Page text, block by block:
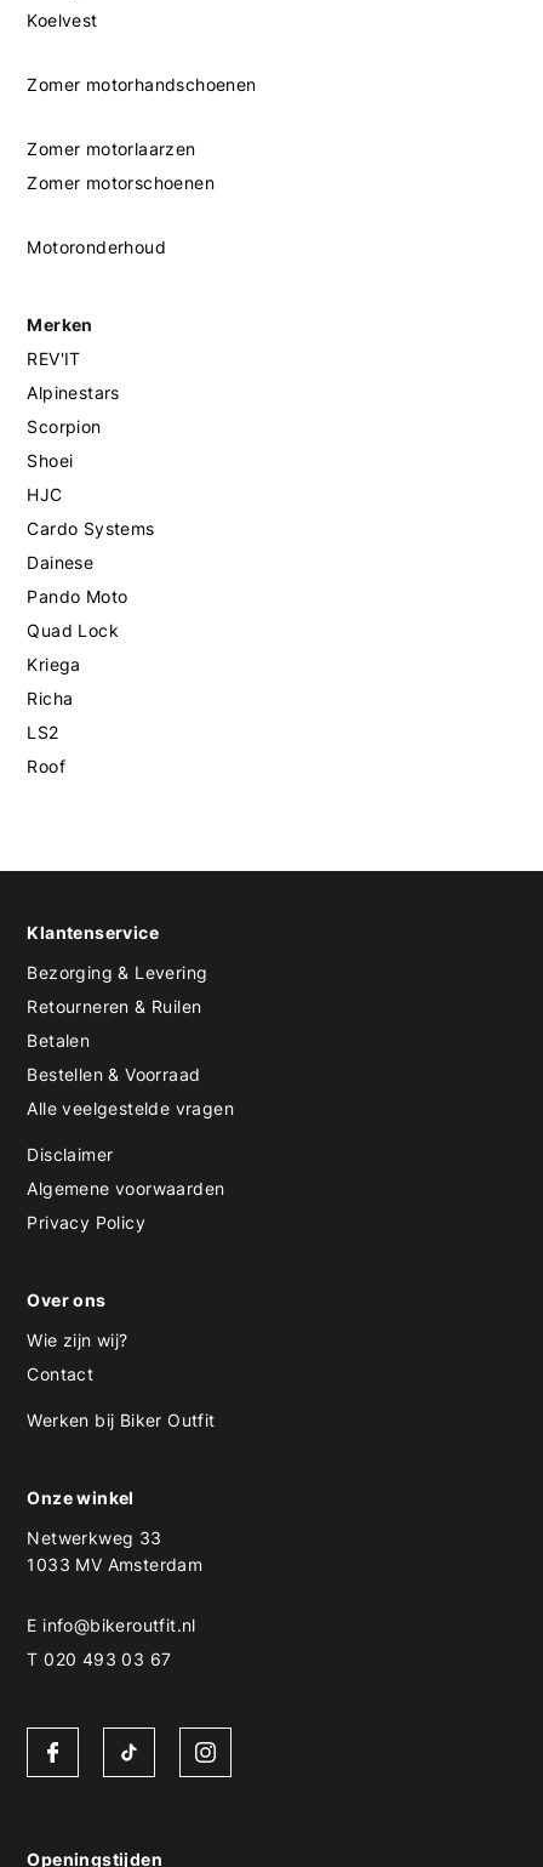
Koelvest
Zomer motorhandschoenen
Zomer motorlaarzen
Zomer motorschoenen
Motoronderhoud
Merken
REV'IT
Alpinestars
Scorpion
Shoei
HJC
Cardo Systems
Dainese
Pando Moto
Quad Lock
Kriega
Richa
LS2
Roof
Klantenservice
Bezorging & Levering
Retourneren & Ruilen
Betalen
Bestellen & Voorraad
Alle veelgestelde vragen
Disclaimer
Algemene voorwaarden
Privacy Policy
Over ons
Wie zijn wij?
Contact
Werken bij Biker Outfit
Onze winkel
Netwerkweg 33
1033 MV Amsterdam
E info@bikeroutfit.nl
T 020 493 03 67
Openingstijden